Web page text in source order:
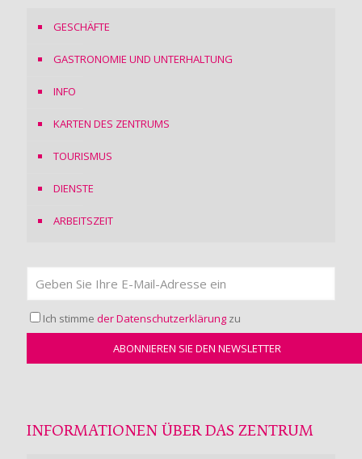
GESCHÄFTE
GASTRONOMIE UND UNTERHALTUNG
INFO
KARTEN DES ZENTRUMS
TOURISMUS
DIENSTE
ARBEITSZEIT
Ich stimme der Datenschutzerklärung zu
INFORMATIONEN ÜBER DAS ZENTRUM